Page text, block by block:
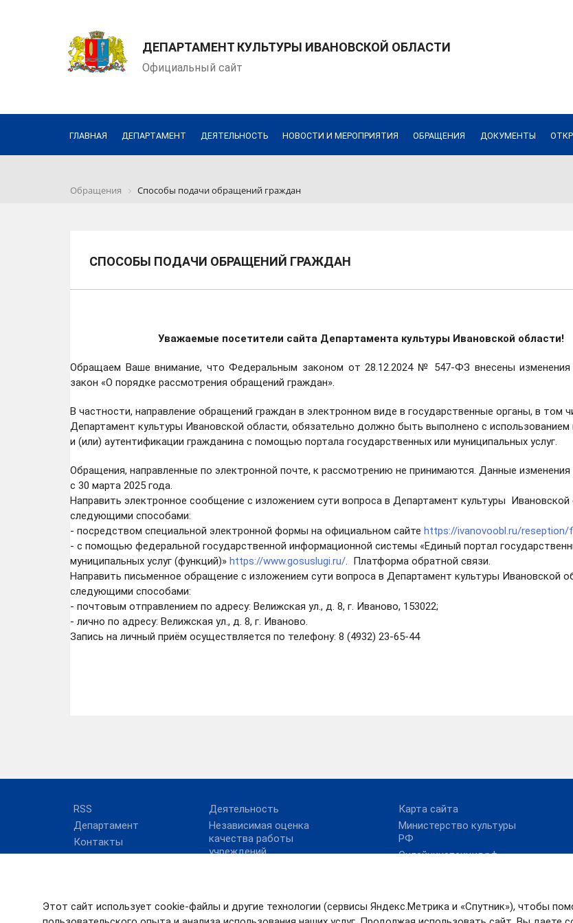
ДЕПАРТАМЕНТ КУЛЬТУРЫ ИВАНОВСКОЙ ОБЛАСТИ
Официальный сайт
ГЛАВНАЯ ДЕПАРТАМЕНТ ДЕЯТЕЛЬНОСТЬ НОВОСТИ И МЕРОПРИЯТИЯ ОБРАЩЕНИЯ ДОКУМЕНТЫ
Этот сайт использует cookie-файлы и другие технологии (сервисы Яндекс.Метрика и «Спутник»), чтобы
Обращения Способы подачи обращений граждан
СПОСОБЫ ПОДАЧИ ОБРАЩЕНИЙ ГРАЖДАН
Уважаемые посетители сайта Департамента культуры Ивановской области!
Обращаем Ваше внимание, что Федеральным законом от 28.12.2024 № 547-ФЗ внесены
закон «О порядке рассмотрения обращений граждан».
В частности, направление обращений граждан в электронном виде в государственные органы, в том
Департамент культуры Ивановской области, обязательно должно быть выполнено с
и (или) аутентификации гражданина с помощью портала государственных или муниципальных услуг.
Обращения, направленные по электронной почте, к рассмотрению не принимаются. Данные изменения
с 30 марта 2025 года.
Направить электронное сообщение с изложением сути вопроса в Департамент культуры
следующими способами:
- посредством специальной электронной формы на официальном сайте https://ivanovoobl.ru/reseption/
- с помощью федеральной государственной информационной системы «Единый портал
муниципальных услуг (функций)» https://www.gosuslugi.ru/. Платформа обратной связи.
Направить письменное обращение с изложением сути вопроса в Департамент культуры Ивановской
следующими способами:
- почтовым отправлением по адресу: Велижская ул., д. 8, г. Иваново, 153022;
- лично по адресу: Велижская ул., д. 8, г. Иваново.
Запись на личный приём осуществляется по телефону: 8 (4932) 23-65-44
RSS
Департамент
Контакты
Деятельность
Независимая оценка
качества работы
учреждений
Противодействие
Карта сайта
Министерство культуры
РФ
Онлайнинспекция.рф
Правовой портал в
сфере культуры